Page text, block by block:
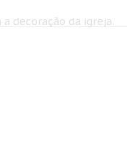
decoração da igreja.